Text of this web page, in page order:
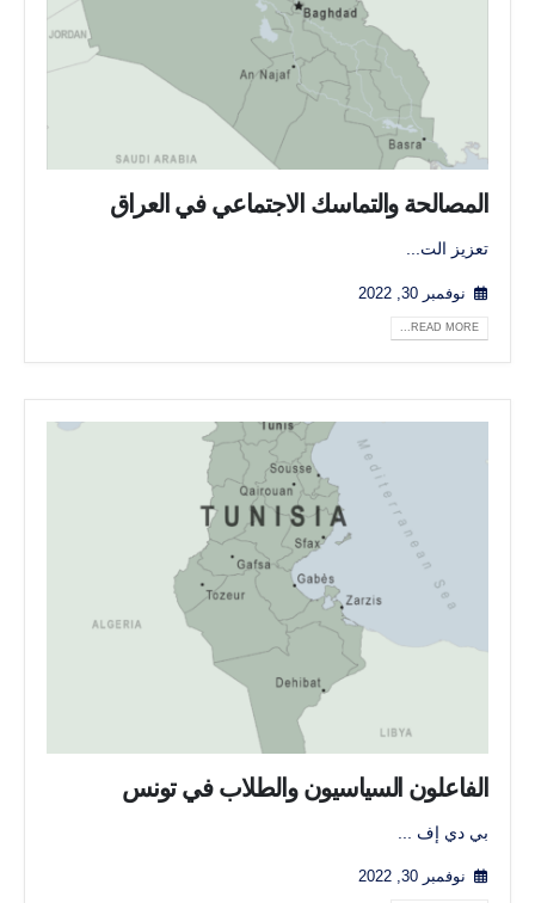
المصالحة والتماسك الاجتماعي في العراق
تعزيز الت...
نوفمبر 30, 2022
READ MORE...
الفاعلون السياسيون والطلاب في تونس
بي دي إف ...
نوفمبر 30, 2022